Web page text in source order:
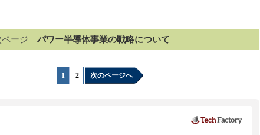
ページ パワー半導体事業の戦略について
1 2 次のページへ